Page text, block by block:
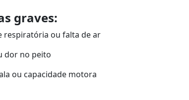
graves:
respiratória ou falta de ar
dor no peito
ou capacidade motora